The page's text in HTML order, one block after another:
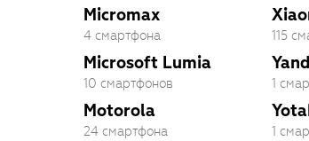
Micromax
4 смартфона
Microsoft Lumia
10 смартфонов
Motorola
24 смартфона
115
1
1